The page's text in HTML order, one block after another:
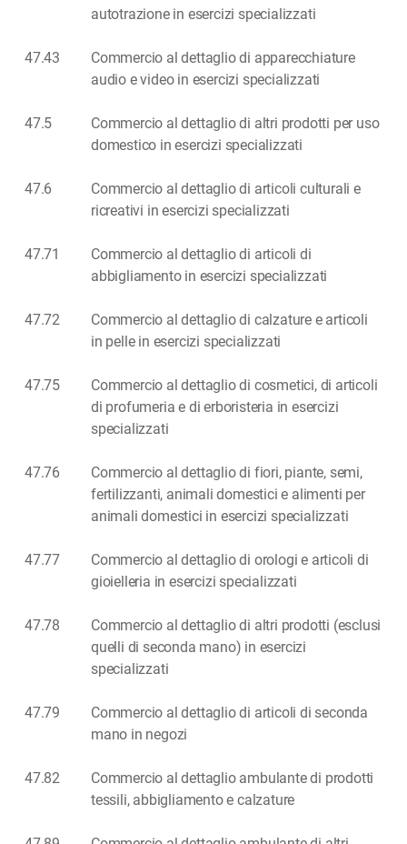
autotrazione in esercizi specializzati
47.43
Commercio al dettaglio di apparecchiature
audio e video in esercizi specializzati
47.5
Commercio al dettaglio di altri prodotti per uso
domestico in esercizi specializzati
47.6
Commercio al dettaglio di articoli culturali e
ricreativi in esercizi specializzati
47.71
Commercio al dettaglio di articoli di
abbigliamento in esercizi specializzati
47.72
Commercio al dettaglio di calzature e articoli
in pelle in esercizi specializzati
47.75
Commercio al dettaglio di cosmetici, di articoli
di profumeria e di erboristeria in esercizi
specializzati
47.76
Commercio al dettaglio di fiori, piante, semi,
fertilizzanti, animali domestici e alimenti per
animali domestici in esercizi specializzati
47.77
Commercio al dettaglio di orologi e articoli di
gioielleria in esercizi specializzati
47.78
Commercio al dettaglio di altri prodotti (esclusi
quelli di seconda mano) in esercizi
specializzati
47.79
Commercio al dettaglio di articoli di seconda
mano in negozi
47.82
Commercio al dettaglio ambulante di prodotti
tessili, abbigliamento e calzature